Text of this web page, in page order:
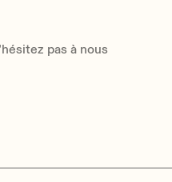
pas à nous